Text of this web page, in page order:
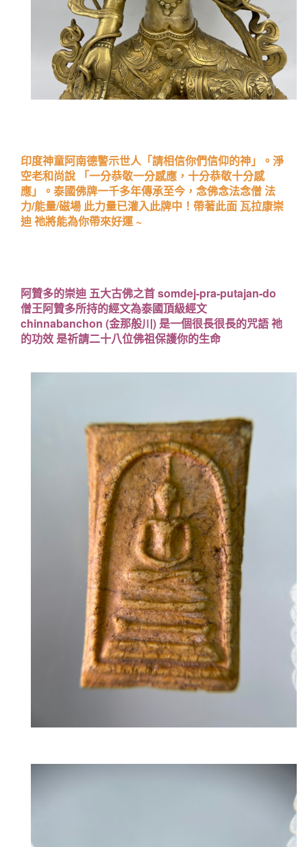
印度神童阿南德警示世人「請相信你們信仰的神」。淨
空老和尚說 「一分恭敬一分感應，十分恭敬十分感
應」。泰國佛牌一千多年傳承至今，念佛念法念僧 法
力/能量/磁場 此力量已灌入此牌中！帶著此面 瓦拉康崇
迪 祂將能為你帶來好運 ~
阿贊多的崇迪 五大古佛之首 somdej-pra-putajan-do
僧王阿贊多所持的經文為泰國頂級經文
chinnabanchon (金那般川) 是一個很長很長的咒語 祂
的功效 是祈請二十八位佛祖保護你的生命